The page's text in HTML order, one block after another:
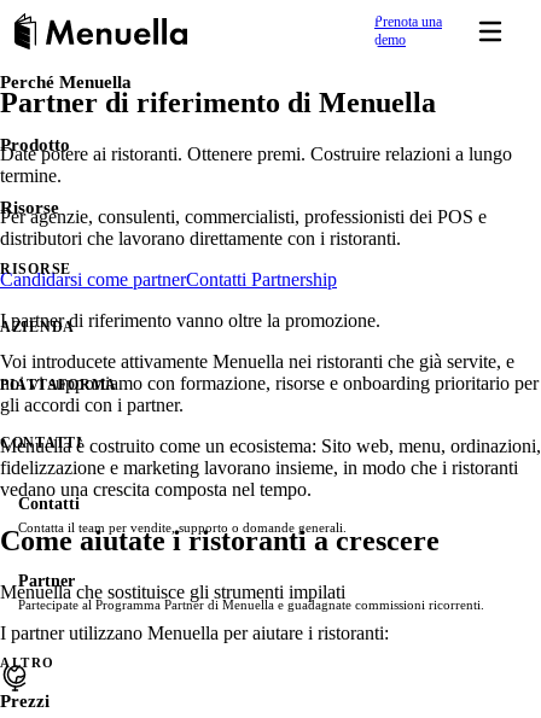
Prenota una
demo
Parti veloce
PRESENZA DIGITALE & VISIBILITÀ
Crea un sito web ristorante responsive con editor drag-
Menu online e QR
Menu digitale professionale per la visibilità—5 lingue,
SEO per ristoranti
Migliora il posizionamento su Google locale e sulle
Pagine link
Link brevi
Crea e misura link brevi di brand per promo, menu QR,
Galleria media
ORDINI DIRETTI & FATTURATO
RISORSE
Guide chiare e risposte per gestire il tuo ristorante con Menuella.
Academy
Blog
Food Wiki
Un riferimento in parole semplici ai piatti dei menu dei ristoranti.
Case study
Scopri come i ristoranti hanno successo con Menuella.
Alternative
Perché Menuella
Prodotto
Risorse
RISORSE
AZIENDA
PIATTAFORMA
CONTATTI
Contatti
Contatta il team per vendite, supporto o domande generali.
Partner
Partecipate al Programma Partner di Menuella e guadagnate commissioni ricorrenti.
ALTRO
Prezzi
Partner di riferimento di Menuella
Date potere ai ristoranti. Ottenere premi. Costruire relazioni a lungo
termine.
Per agenzie, consulenti, commercialisti, professionisti dei POS e
distributori che lavorano direttamente con i ristoranti.
Candidarsi come partnerContatti Partnership
I partner di riferimento vanno oltre la promozione.
Voi introducete attivamente Menuella nei ristoranti che già servite, e
noi vi supportiamo con formazione, risorse e onboarding prioritario per
gli accordi con i partner.
Menuella è costruito come un ecosistema: Sito web, menu, ordinazioni,
fidelizzazione e marketing lavorano insieme, in modo che i ristoranti
vedano una crescita composta nel tempo.
Come aiutate i ristoranti a crescere
Menuella che sostituisce gli strumenti impilati
I partner utilizzano Menuella per aiutare i ristoranti: